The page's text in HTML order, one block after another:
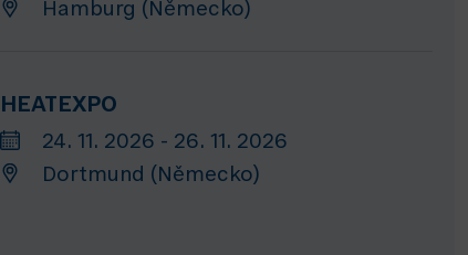
Hamburg (Německo)
HEATEXPO
24. 11. 2026 - 26. 11. 2026
Dortmund (Německo)